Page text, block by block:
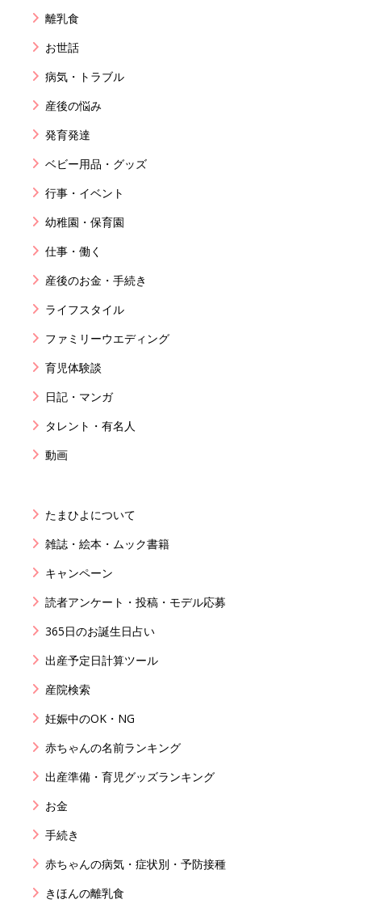
離乳食
お世話
病気・トラブル
産後の悩み
発育発達
ベビー用品・グッズ
行事・イベント
幼稚園・保育園
仕事・働く
産後のお金・手続き
ライフスタイル
ファミリーウエディング
育児体験談
日記・マンガ
タレント・有名人
動画
たまひよについて
雑誌・絵本・ムック書籍
キャンペーン
読者アンケート・投稿・モデル応募
365日のお誕生日占い
出産予定日計算ツール
産院検索
妊娠中のOK・NG
赤ちゃんの名前ランキング
出産準備・育児グッズランキング
お金
手続き
赤ちゃんの病気・症状別・予防接種
きほんの離乳食